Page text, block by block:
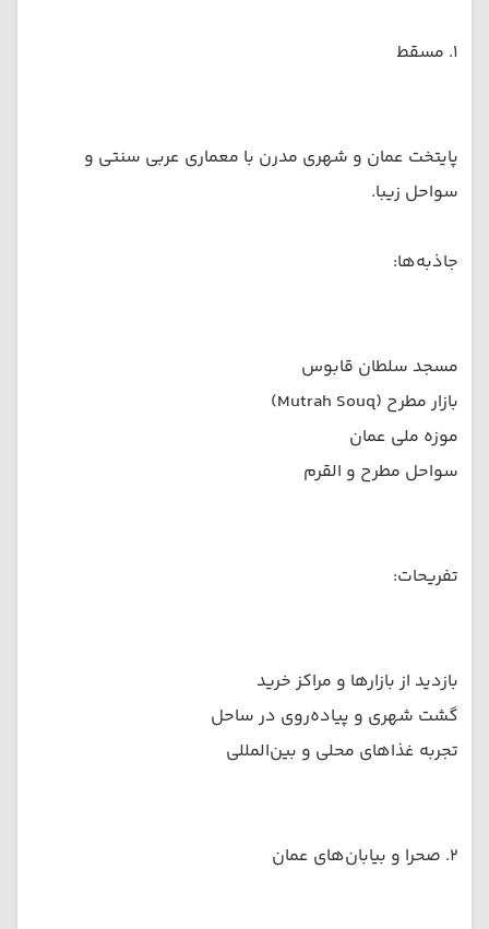
۱. مسقط
پایتخت عمان و شهری مدرن با معماری عربی سنتی و
سواحل زیبا.
جاذبه‌ها:
مسجد سلطان قابوس
بازار مطرح (Mutrah Souq)
موزه ملی عمان
سواحل مطرح و القرم
تفریحات:
بازدید از بازارها و مراکز خرید
گشت شهری و پیاده‌روی در ساحل
تجربه غذاهای محلی و بین‌المللی
۲. صحرا و بیابان‌های عمان